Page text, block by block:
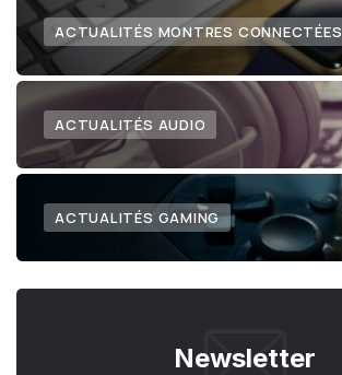
ACTUALITÉS MONTRES CONNECTÉES
ACTUALITÉS AUDIO
ACTUALITÉS GAMING
Newsletter